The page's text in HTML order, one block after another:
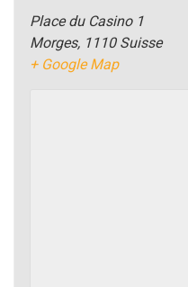
Place du Casino 1
Morges, 1110 Suisse
+ Google Map